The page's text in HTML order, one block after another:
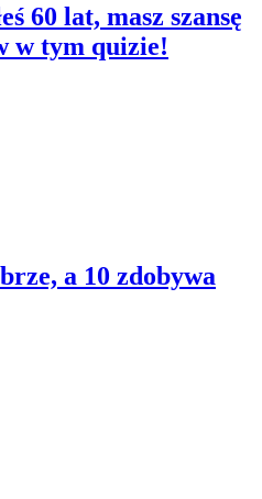
60 lat, masz szansę
w tym quizie!
a 10 zdobywa